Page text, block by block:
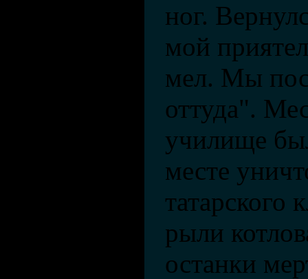
ног.
мой
мел. Мы
оттуда".
училище
месте
татарского
рыли
останки